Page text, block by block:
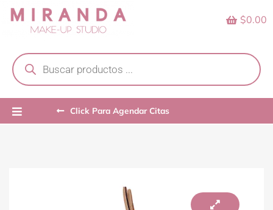
Skip
search
$0.00
Click Para Agendar Citas